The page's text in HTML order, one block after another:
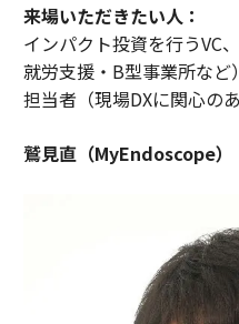
来場いただきたい人：
インパクト投資を行うVC
就労支援・B型事業所な
担当者（現場DXに関心のあ
鷲見直（MyEndoscope）